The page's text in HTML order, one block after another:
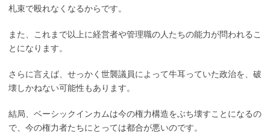
札束で殴れなくなるからです。
また、これまで以上に経営者や管理職の人たちの能力が問われるこ
とになります。
さらに言えば、せっかく世襲議員によって牛耳っていた政治を、破
壊しかねない可能性もあります。
結局、ベーシックインカムは今の権力構造をぶち壊すことになるの
で、今の権力者たちにとっては都合が悪いのです。